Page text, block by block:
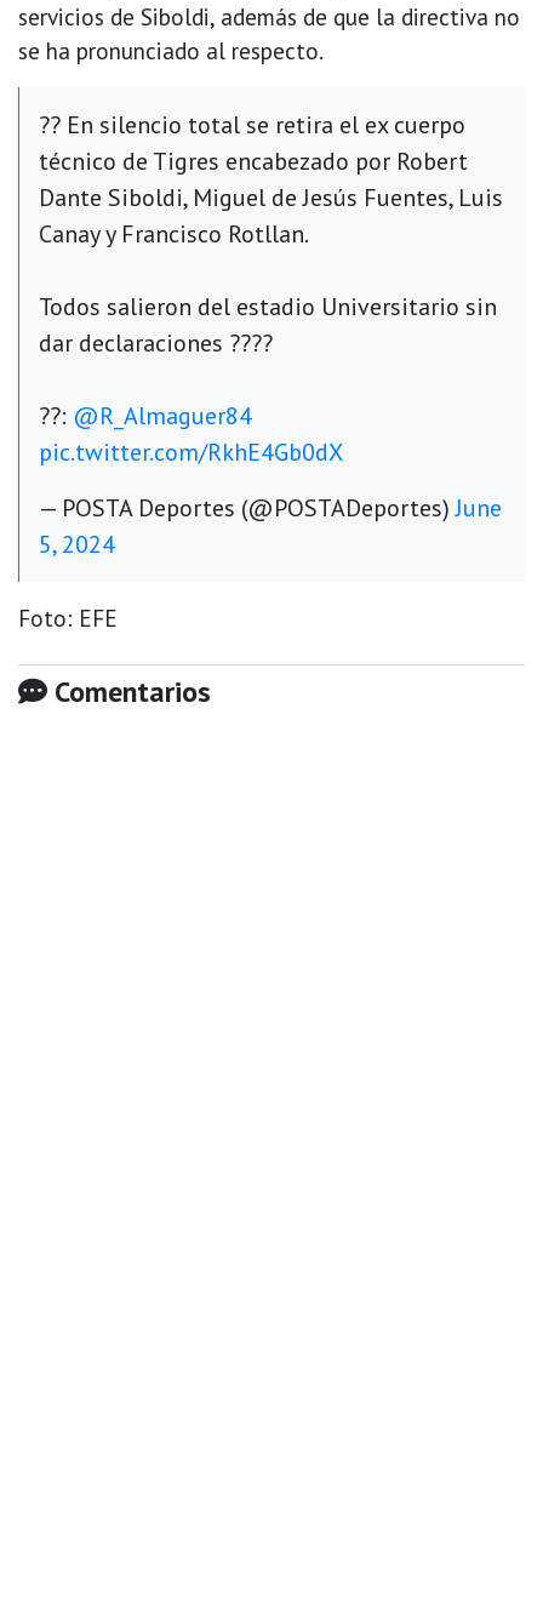
servicios de Siboldi, además de que la directiva no
se ha pronunciado al respecto.
?? En silencio total se retira el ex cuerpo
técnico de Tigres encabezado por Robert
Dante Siboldi, Miguel de Jesús Fuentes, Luis
Canay y Francisco Rotllan.
Todos salieron del estadio Universitario sin
dar declaraciones ????
??: @R_Almaguer84
pic.twitter.com/RkhE4Gb0dX
— POSTA Deportes (@POSTADeportes)June
5, 2024
Foto: EFE
Comentarios